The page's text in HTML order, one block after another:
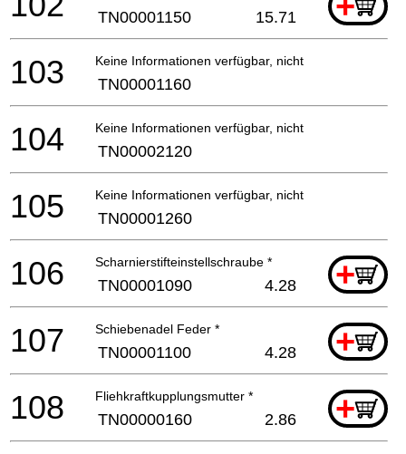
TN00001150 15.71
Keine Informationen verfügbar, nicht bestellbar
103 TN00001160
Keine Informationen verfügbar, nicht bestellbar
104 TN00002120
Keine Informationen verfügbar, nicht bestellbar
105 TN00001260
Scharnierstifteinstellschraube * +
106 TN00001090 4.28
Schiebenadel Feder * +
107 TN00001100 4.28
Fliehkraftkupplungsmutter * +
108 TN00000160 2.86